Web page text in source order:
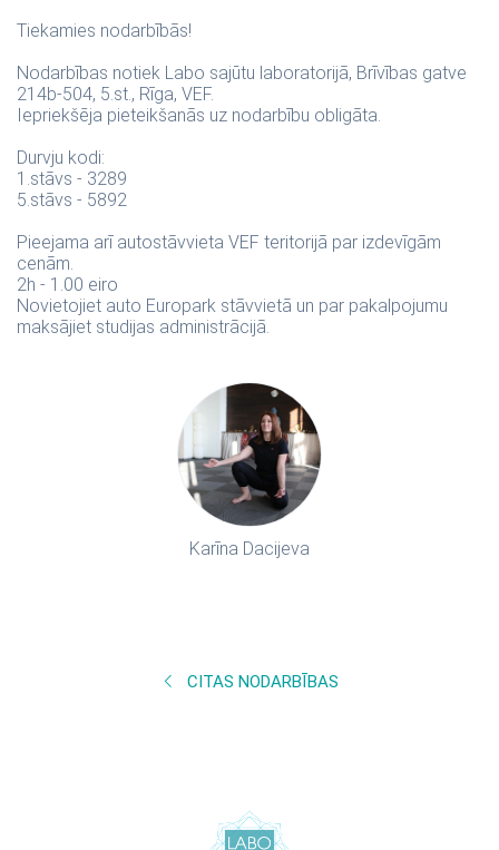
Tiekamies nodarbībās!
Nodarbības notiek Labo sajūtu laboratorijā, Brīvības gatve
214b-504, 5.st., Rīga, VEF.
Iepriekšēja pieteikšanās uz nodarbību obligāta.
Durvju kodi:
1.stāvs - 3289
5.stāvs - 5892
Pieejama arī autostāvvieta VEF teritorijā par izdevīgām
cenām.
2h - 1.00 eiro
Novietojiet auto Europark stāvvietā un par pakalpojumu
maksājiet studijas administrācijā.
Karīna Dacijeva
CITAS NODARBĪBAS